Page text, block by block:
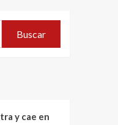
Buscar
y cae en